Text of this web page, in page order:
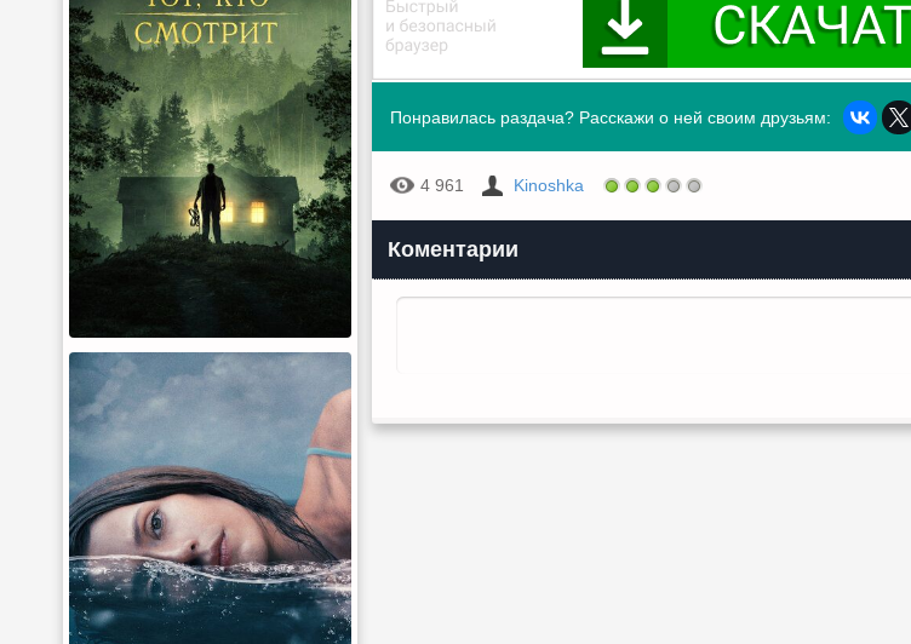
Понравилась раздача? Расскажи о ней своим друзьям:
4 961 Kinoshka
Коментарии